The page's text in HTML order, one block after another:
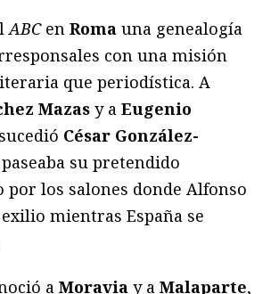
ABCen Roma una genealogía
con una misión
que periodística. A
Mazas y a Eugenio
César González-
su pretendido
por los salones donde Alfonso
mientras España se
a Moravia y a Malaparte,